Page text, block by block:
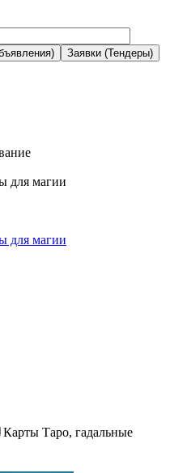
Заявки (Тендеры)
для магии
для магии
Карты Таро, гадальные